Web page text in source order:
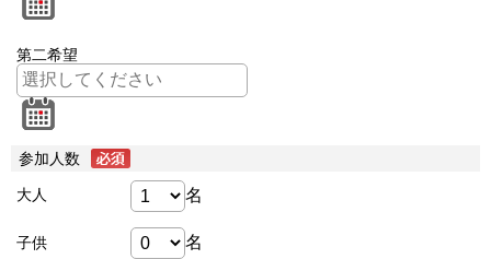
第二希望
参加人数
大人 名
子供 名